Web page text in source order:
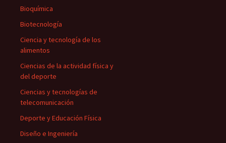
Bioquímica
Biotecnología
Ciencia y tecnología de los
alimentos
Ciencias de la actividad física y
del deporte
Ciencias y tecnologías de
telecomunicación
Deporte y Educación Física
Diseño e Ingeniería